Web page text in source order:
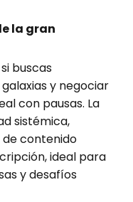
la gran
buscas
y negociar
con pausas. La
sistémica,
contenido
ideal para
y desafíos